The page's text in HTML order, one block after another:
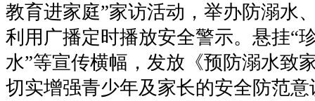
教育进家庭”家访活动，举办防溺水
利用广播定时播放安全警示。悬挂“
水”等宣传横幅，发放《预防溺水致
切实增强青少年及家长的安全防范